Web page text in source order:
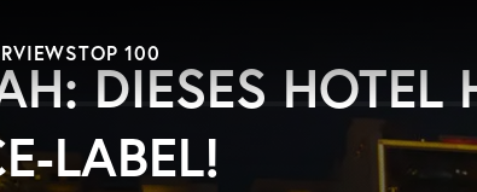
TOP 100
DIESES HOTEL
LABEL!